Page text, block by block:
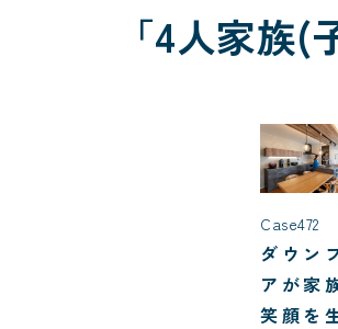
「4人家族
Case472
ダウン
アが家
笑顔を